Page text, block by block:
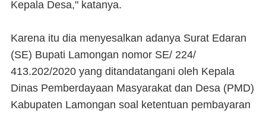
Kepala Desa," katanya.
Karena itu dia menyesalkan adanya Surat Edaran
(SE) Bupati Lamongan nomor SE/ 224/
413.202/2020 yang ditandatangani oleh Kepala
Dinas Pemberdayaan Masyarakat dan Desa (PMD)
Kabupaten Lamongan soal ketentuan pembayaran